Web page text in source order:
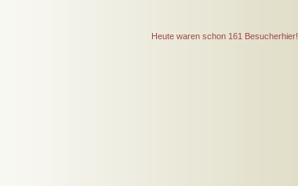
Heute waren schon 161 Besucherhier!